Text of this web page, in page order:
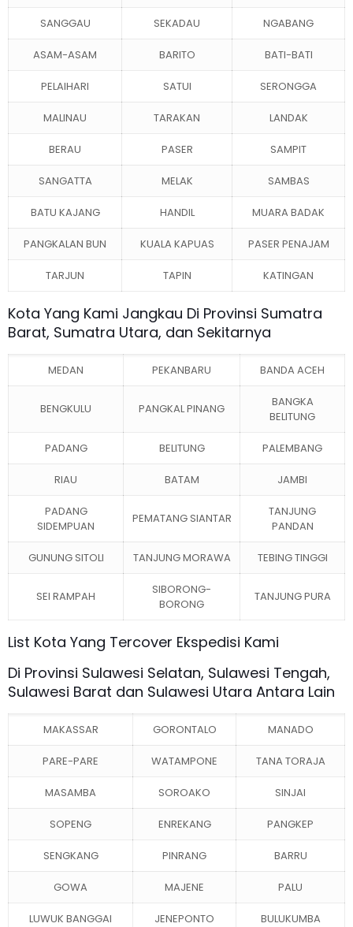
SANGGAU SEKADAU NGABANG
ASAM-ASAM BARITO BATI-BATI
PELAIHARI SATUI SERONGGA
MALINAU TARAKAN LANDAK
BERAU PASER SAMPIT
SANGATTA MELAK SAMBAS
BATU KAJANG HANDIL MUARA BADAK
PANGKALAN BUN KUALA KAPUAS PASER PENAJAM
TARJUN TAPIN KATINGAN
Kota Yang Kami Jangkau Di Provinsi Sumatra
Barat, Sumatra Utara, dan Sekitarnya
MEDAN PEKANBARU BANDA ACEH
BENGKULU PANGKAL PINANG
BANGKA
BELITUNG
PADANG BELITUNG PALEMBANG
RIAU BATAM JAMBI
PADANG
SIDEMPUAN
PEMATANG SIANTAR
TANJUNG
PANDAN
GUNUNG SITOLI TANJUNG MORAWA TEBING TINGGI
SEI RAMPAH
SIBORONG-
BORONG
TANJUNG PURA
List Kota Yang Tercover Ekspedisi Kami
Di Provinsi Sulawesi Selatan, Sulawesi Tengah,
Sulawesi Barat dan Sulawesi Utara Antara Lain
MAKASSAR GORONTALO MANADO
PARE-PARE WATAMPONE TANA TORAJA
MASAMBA SOROAKO SINJAI
SOPENG ENREKANG PANGKEP
SENGKANG PINRANG BARRU
GOWA MAJENE PALU
LUWUK BANGGAI JENEPONTO BULUKUMBA